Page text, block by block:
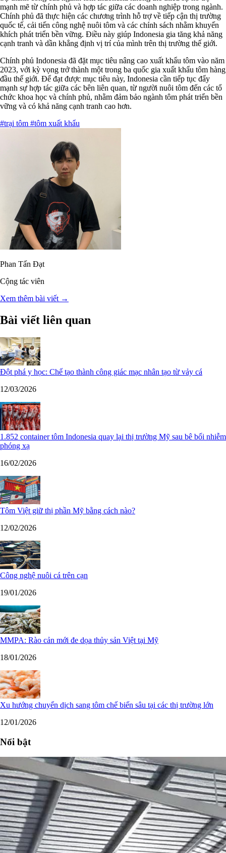
mạnh mẽ từ chính phủ và hợp tác giữa các doanh nghiệp trong ngành.
Chính phủ đã thực hiện các chương trình hỗ trợ về tiếp cận thị trường
quốc tế, cải tiến công nghệ nuôi tôm và các chính sách nhằm khuyến
khích phát triển bền vững. Điều này giúp Indonesia gia tăng khả năng
cạnh tranh và dần khẳng định vị trí của mình trên thị trường thế giới.
Chính phủ Indonesia đã đặt mục tiêu nâng cao xuất khẩu tôm vào năm
2023, với kỳ vọng trở thành một trong ba quốc gia xuất khẩu tôm hàng
đầu thế giới. Để đạt được mục tiêu này, Indonesia cần tiếp tục đẩy
mạnh sự hợp tác giữa các bên liên quan, từ người nuôi tôm đến các tổ
chức khoa học và chính phủ, nhằm đảm bảo ngành tôm phát triển bền
vững và có khả năng cạnh tranh cao hơn.
#trại tôm #tôm xuất khẩu
Phan Tấn Đạt
Cộng tác viên
Xem thêm bài viết →
Bài viết liên quan
Đột phá y học: Chế tạo thành công giác mạc nhân tạo từ vảy cá
12/03/2026
1.852 container tôm Indonesia quay lại thị trường Mỹ sau bê bối nhiễm
phóng xạ
16/02/2026
Tôm Việt giữ thị phần Mỹ bằng cách nào?
12/02/2026
Công nghệ nuôi cá trên cạn
19/01/2026
MMPA: Rào cản mới đe dọa thủy sản Việt tại Mỹ
18/01/2026
Xu hướng chuyển dịch sang tôm chế biến sâu tại các thị trường lớn
12/01/2026
Nổi bật